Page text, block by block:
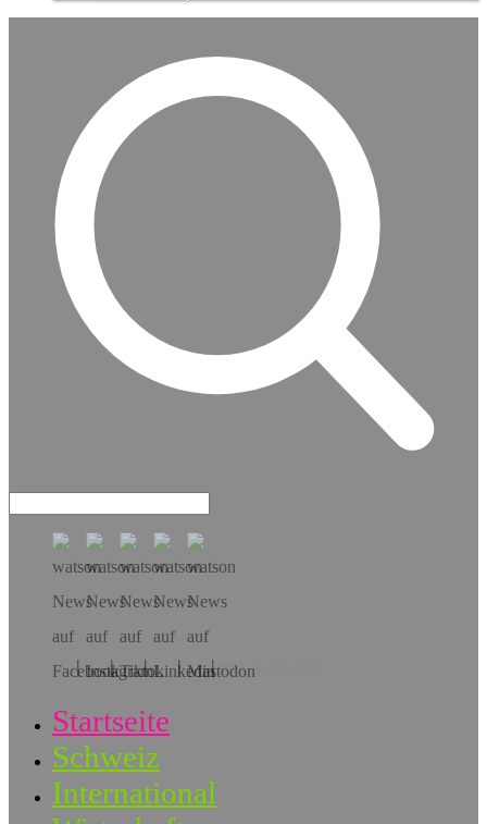
Hol dir die App!
Startseite
Schweiz
International